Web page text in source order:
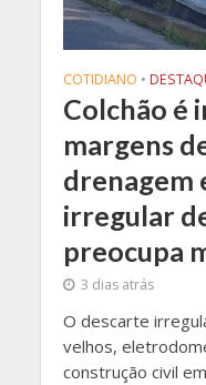
COTIDIANO •
Colchão é
margens
drenagem
irregular
preocupa
3 dias atrás
O descarte
velhos,
construção civil